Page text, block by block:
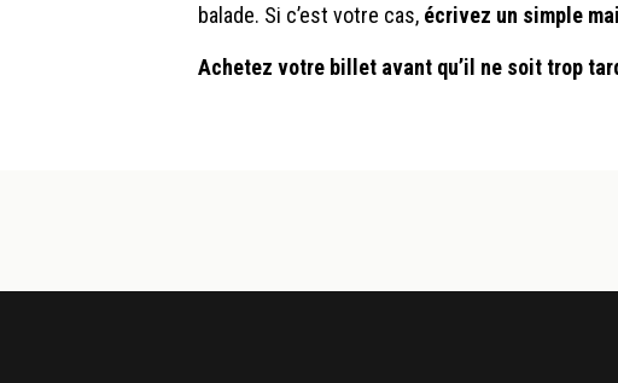
balade. Si c’est votre cas, écrivez un simple mail
Achetez votre billet avant qu’il ne soit trop